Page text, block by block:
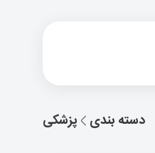
پزشکی دسته بندی